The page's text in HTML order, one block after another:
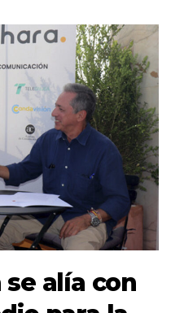
alía con